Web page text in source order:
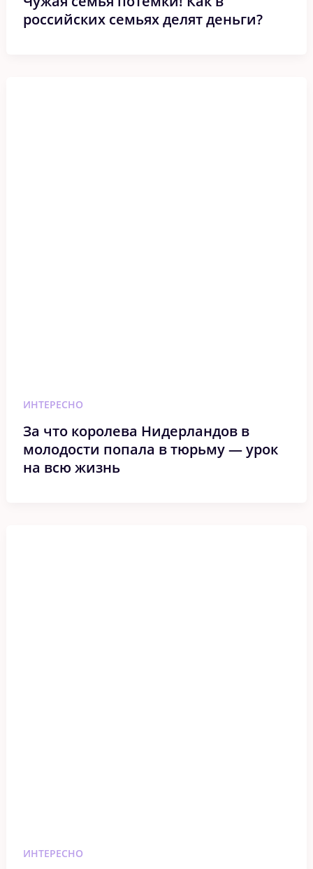
российских семьях делят деньги?
ИНТЕРЕСНО
За что королева Нидерландов в
молодости попала в тюрьму — урок
на всю жизнь
ИНТЕРЕСНО